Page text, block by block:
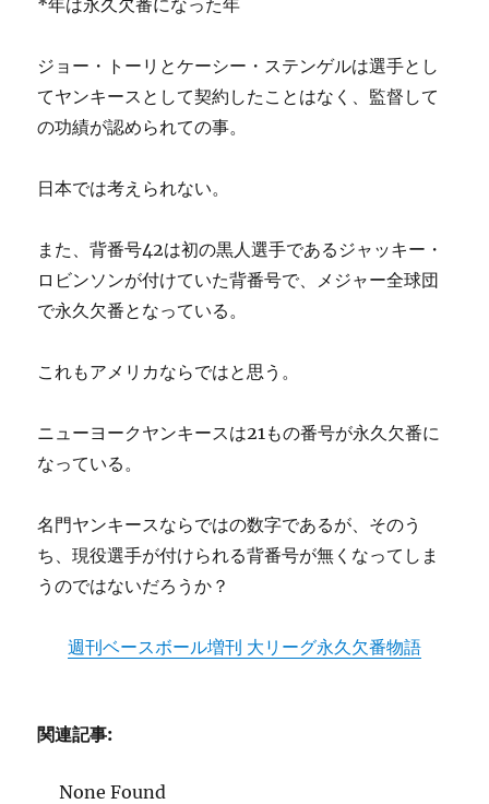
*年は永久欠番になった年
ジョー・トーリとケーシー・ステンゲルは選手とし
てヤンキースとして契約したことはなく、監督して
の功績が認められての事。
日本では考えられない。
また、背番号42は初の黒人選手であるジャッキー・
ロビンソンが付けていた背番号で、メジャー全球団
で永久欠番となっている。
これもアメリカならではと思う。
ニューヨークヤンキースは21もの番号が永久欠番に
なっている。
名門ヤンキースならではの数字であるが、そのう
ち、現役選手が付けられる背番号が無くなってしま
うのではないだろうか？
週刊ベースボール増刊 大リーグ永久欠番物語
関連記事:
None Found